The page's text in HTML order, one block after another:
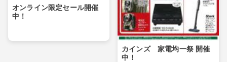
オンライン限定セール開催
中！
カインズ 家電均一祭 開催
中！